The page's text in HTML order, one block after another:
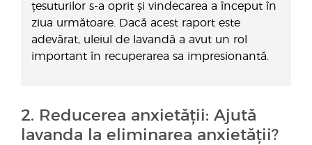
țesuturilor s-a oprit și vindecarea a început în
ziua următoare. Dacă acest raport este
adevărat, uleiul de lavandă a avut un rol
important în recuperarea sa impresionantă.
2. Reducerea anxietății: Ajută
lavanda la eliminarea anxietății?